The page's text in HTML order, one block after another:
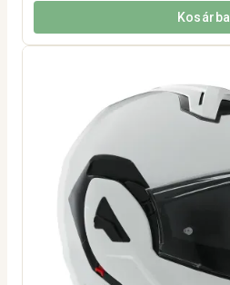
Kosárba